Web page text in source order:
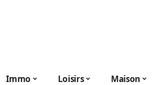
Immo Loisirs Maison